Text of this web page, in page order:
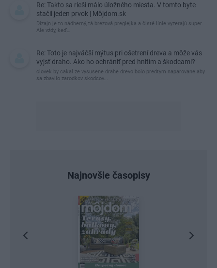
Re: Takto sa rieši málo úložného miesta. V tomto byte
stačil jeden prvok | Môjdom.sk
Dizajn je to nádherný, tá brezová preglejka a čisté línie vyzerajú super.
Ale vždy, keď…
Re: Toto je najväčší mýtus pri ošetrení dreva a môže vás
vyjsť draho. Ako ho ochrániť pred hnitím a škodcami?
clovek by cakal ze vysusene drahe drevo bolo predtym naparovane aby
sa zbavilo zarodkov skodcov...
Najnovšie časopisy